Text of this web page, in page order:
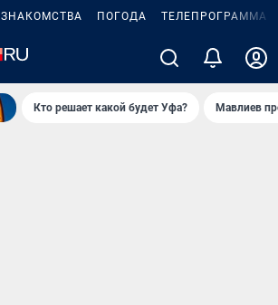
ЗНАКОМСТВА ПОГОДА ТЕЛЕПРОГРАММА
Кто решает какой будет Уфа? Мавлиев